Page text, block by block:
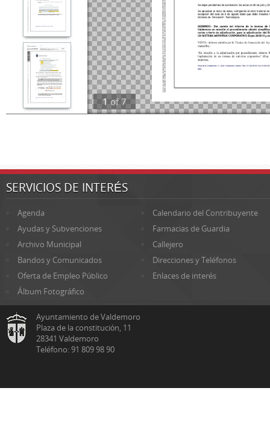
1 of7
SERVICIOS DE INTERÉS
Agenda
Calendario del Contribuyente
Ayudas y Subvenciones
Farmacias de Guardia
Archivo Municipal
Callejero
Bandos y Comunicados
Direcciones y Teléfonos
Oferta de Empleo Público
Enlaces de interés
Álbum Fotográfico
Ayuntamiento de Valdemoro
Plaza de la constitución, 11
28341 Valdemoro
Teléfono: 91 809 98 90